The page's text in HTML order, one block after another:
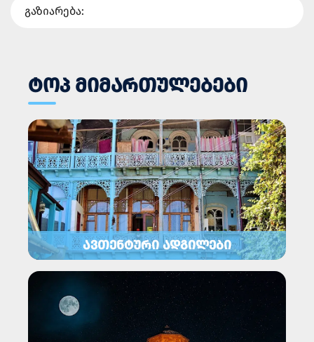
გაზიარება:
ᲢᲝᲞ ᲛᲘᲛᲐᲠᲗᲣᲚᲔᲑᲔᲑᲘ
ᲐᲕᲗᲔᲜᲢᲣᲠᲘ ᲐᲓᲒᲘᲚᲔᲑᲘ